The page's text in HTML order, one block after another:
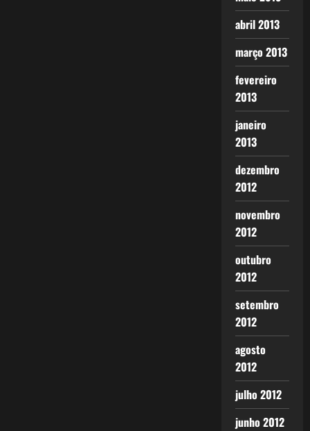
abril 2013
março 2013
fevereiro
2013
janeiro
2013
dezembro
2012
novembro
2012
outubro
2012
setembro
2012
agosto
2012
julho 2012
junho 2012